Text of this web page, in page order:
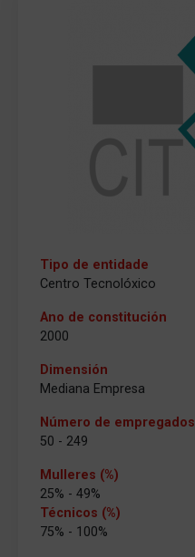
Tipo de entidade
Centro Tecnolóxico
Ano de constitución
2000
Dimensión
Mediana Empresa
Número de empregados
50 - 249
Mulleres (%)
25% - 49%
Técnicos (%)
75% - 100%